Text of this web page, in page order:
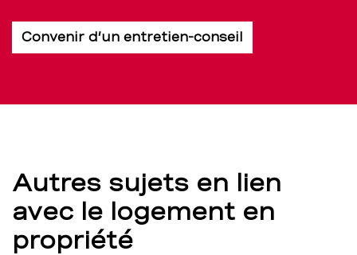
Convenir d’un entretien-conseil
Autres sujets en lien
avec le logement en
propriété